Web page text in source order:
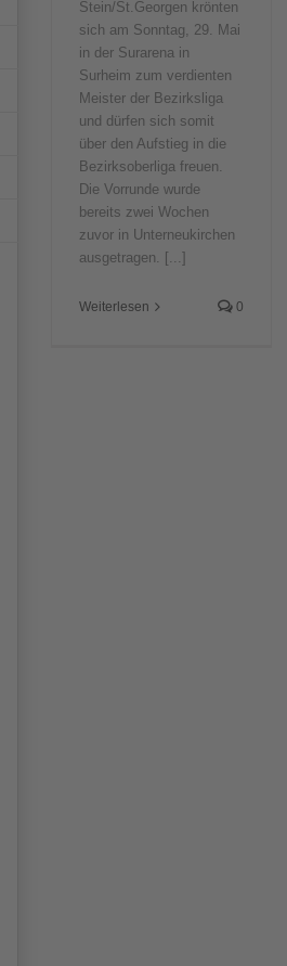
Stein/St.Georgen krönten
sich am Sonntag, 29. Mai
in der Surarena in
Surheim zum verdienten
Meister der Bezirksliga
und dürfen sich somit
über den Aufstieg in die
Bezirksoberliga freuen.
Die Vorrunde wurde
bereits zwei Wochen
zuvor in Unterneukirchen
ausgetragen. [...]
Weiterlesen 0